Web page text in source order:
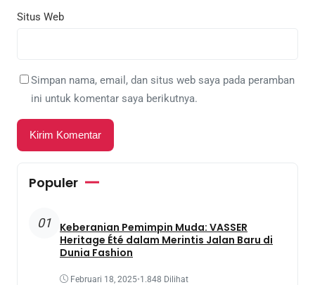
Situs Web
Simpan nama, email, dan situs web saya pada peramban
ini untuk komentar saya berikutnya.
Populer
01
Keberanian Pemimpin Muda: VASSER
Heritage Été dalam Merintis Jalan Baru di
Dunia Fashion
Februari 18, 2025•1.848 Dilihat